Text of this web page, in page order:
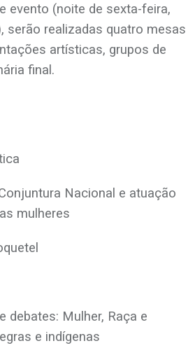
evento (noite de sexta-feira,
serão realizadas quatro mesas
artísticas, grupos de
final.
Nacional e atuação
mulheres
debates: Mulher, Raça e
e indígenas